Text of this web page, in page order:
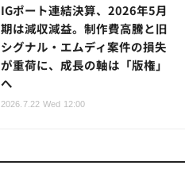
IGポート連結決算、2026年5月
期は減収減益。制作費高騰と旧
シグナル・エムディ案件の損失
が重荷に、成長の軸は「版権」
へ
2026.7.22 Wed 12:00